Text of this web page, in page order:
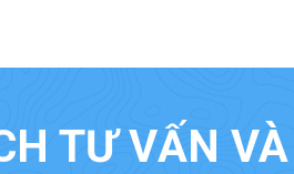
TƯ VẤN